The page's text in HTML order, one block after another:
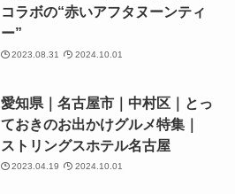
コラボの“赤いアフタヌーンティ
ー”
2023.08.31 2024.10.01
愛知県｜名古屋市｜中村区｜とっ
ておきのお出かけグルメ特集｜
ストリングスホテル名古屋
2023.04.19 2024.10.01